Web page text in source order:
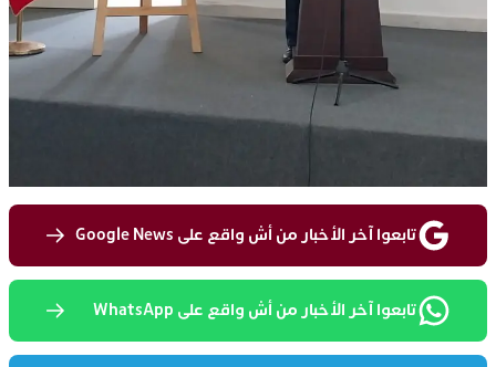
تابعوا آخر الأخبار من أش واقع على Google News
تابعوا آخر الأخبار من أش واقع على WhatsApp